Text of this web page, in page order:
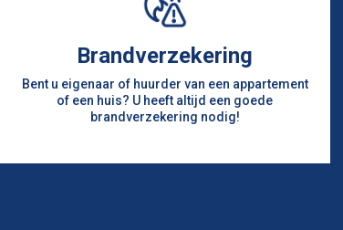
Brandverzekering
Bent u eigenaar of huurder van een appartement
of een huis? U heeft altijd een goede
brandverzekering nodig!